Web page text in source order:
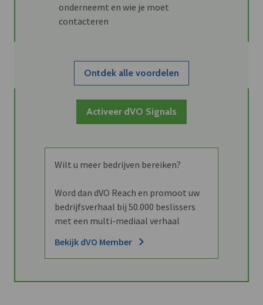
onderneemt en wie je moet
contacteren
Ontdek alle voordelen
Activeer dVO Signals
Wilt u meer bedrijven bereiken?
Word dan dVO Reach en promoot uw
bedrijfsverhaal bij 50.000 beslissers
met een multi-mediaal verhaal
Bekijk dVO Member